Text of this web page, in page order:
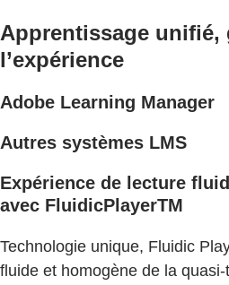
Apprentissage unifié,
l’expérience
Adobe Learning Manager
Autres systèmes LMS
Expérience de lecture
avec FluidicPlayerTM
Technologie unique, Fluidic
fluide et homogène de la